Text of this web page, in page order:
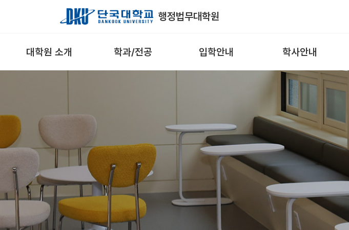
Skip to Main Content
행정법무대학원
대학원 소개 학과/전공 입학안내 학사안내